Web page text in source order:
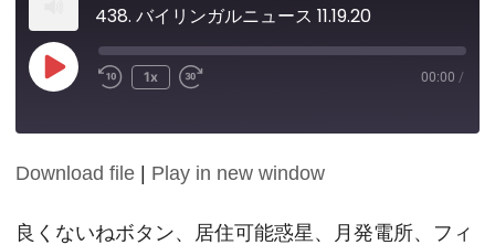
438. バイリンガルニュース 11.19.20
Play
Episode
1x 00:00 /
SHARE
LINK
Download file Play in new window
良くないねボタン、居住可能惑星、月発電所、フィ